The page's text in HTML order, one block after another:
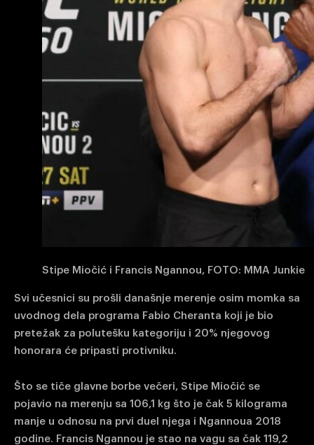
Stipe Miočić i Francis Ngannou, FOTO: MMA Junkie
Svi učesnici su prošli današnje merenje osim momka sa
uvodnog dela programa Fabio Cheranta koji je bio
pretežak za polutešku kategoriju i 20% njegovog
honorara će pripasti protivniku.
Što se tiče glavne borbe večeri, Stipe Miočić se
pojavio na merenju sa 106,1 kg što je čak 5 kilograma
manje u odnosu na prvi duel njega i Ngannoua 2018
godine. Francis Ngannou je stao na vagu sa čak 119,2